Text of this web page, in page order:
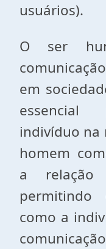
usuários).
O ser
em
essencial
indivíduo na
homem
a relação
como a